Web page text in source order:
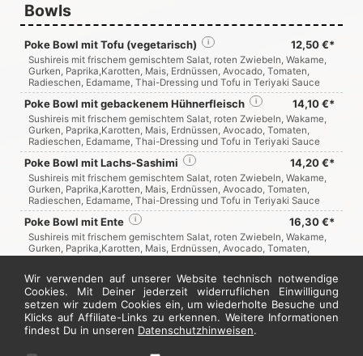
Bowls
Poke Bowl mit Tofu (vegetarisch) 12,50 €*
i
Sushireis mit frischem gemischtem Salat, roten Zwiebeln, Wakame,
Gurken, Paprika,Karotten, Mais, Erdnüssen, Avocado, Tomaten,
Radieschen, Edamame, Thai-Dressing und Tofu in Teriyaki Sauce
Poke Bowl mit gebackenem Hühnerfleisch 14,10 €*
i
Sushireis mit frischem gemischtem Salat, roten Zwiebeln, Wakame,
Gurken, Paprika,Karotten, Mais, Erdnüssen, Avocado, Tomaten,
Radieschen, Edamame, Thai-Dressing und Tofu in Teriyaki Sauce
Poke Bowl mit Lachs-Sashimi 14,20 €*
i
Sushireis mit frischem gemischtem Salat, roten Zwiebeln, Wakame,
Gurken, Paprika,Karotten, Mais, Erdnüssen, Avocado, Tomaten,
Radieschen, Edamame, Thai-Dressing und Tofu in Teriyaki Sauce
Poke Bowl mit Ente 16,30 €*
i
Sushireis mit frischem gemischtem Salat, roten Zwiebeln, Wakame,
Gurken, Paprika,Karotten, Mais, Erdnüssen, Avocado, Tomaten,
Poke Bowl mit Garnelen 14,20 €*
i
Sushireis mit frischem gemischtem Salat, roten Zwiebeln, Wakame,
Gurken, Paprika,Karotten, Mais, Erdnüssen, Avocado, Tomaten,
Radieschen, Edamame, Thai-Dressing und Tofu in Teriyaki Sauce
Wir verwenden auf unserer Website technisch notwendige
Cookies. Mit Deiner jederzeit widerruflichen Einwilligung
setzen wir zudem Cookies ein, um wiederholte Besuche und
Klicks auf Affiliate-Links zu erkennen. Weitere Informationen
findest Du in unseren Datenschutzhinweisen.